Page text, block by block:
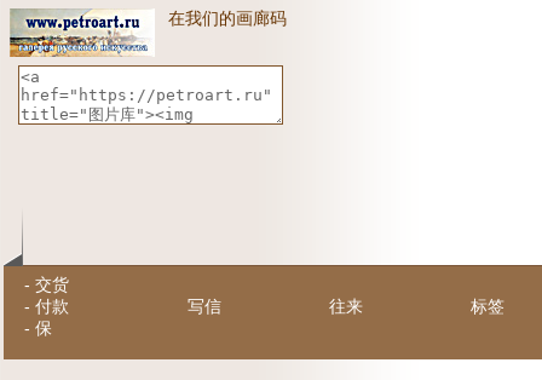
在我们的画廊码
- 交货
- 付款
- 保
写信 往来 标签